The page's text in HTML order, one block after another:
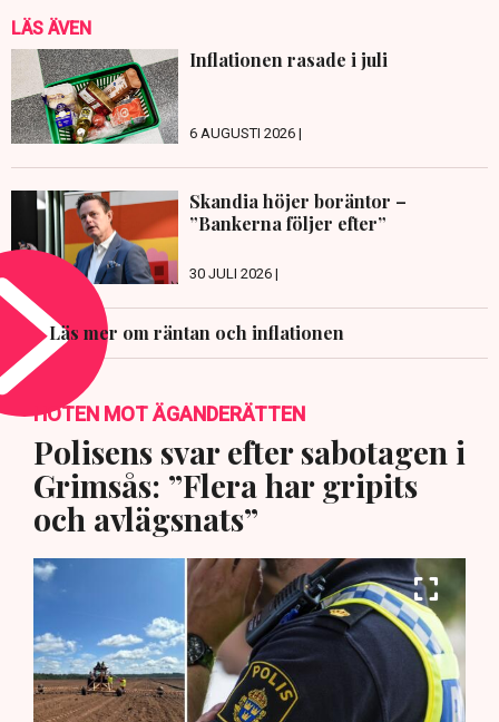
LÄS ÄVEN
Inflationen rasade i juli
6 AUGUSTI 2026 |
Skandia höjer boräntor –
”Bankerna följer efter”
30 JULI 2026 |
Läs mer om räntan och inflationen
HOTEN MOT ÄGANDERÄTTEN
Polisens svar efter sabotagen i
Grimsås: ”Flera har gripits
och avlägsnats”